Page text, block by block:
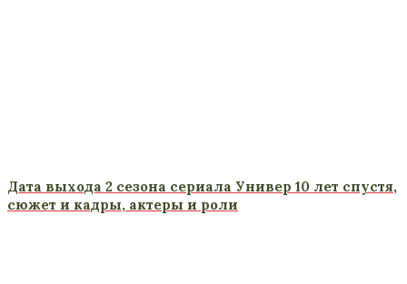
Дата выхода 2 сезона сериала Универ 10 лет спустя,
сюжет и кадры, актеры и роли